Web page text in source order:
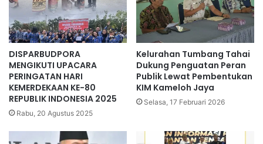
DISPARBUDPORA
MENGIKUTI UPACARA
PERINGATAN HARI
KEMERDEKAAN KE-80
REPUBLIK INDONESIA 2025
Rabu, 20 Agustus 2025
Kelurahan Tumbang Tahai
Dukung Penguatan Peran
Publik Lewat Pembentukan
KIM Kameloh Jaya
Selasa, 17 Februari 2026